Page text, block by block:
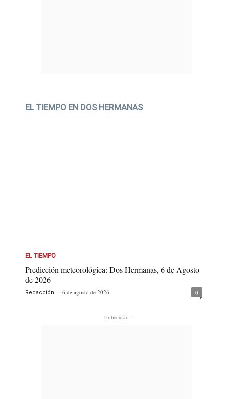
EL TIEMPO EN DOS HERMANAS
EL TIEMPO
Predicción meteorológica: Dos Hermanas, 6 de Agosto
de 2026
Redacción - 6 de agosto de 2026 0
- Publicidad -